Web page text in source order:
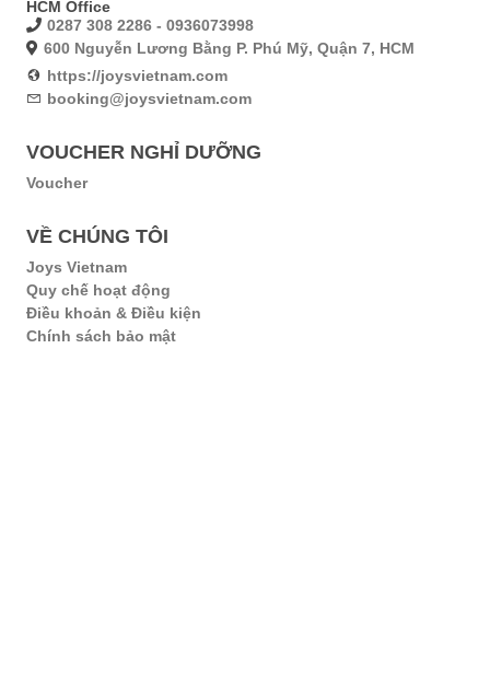
HCM Office
0287 308 2286 - 0936073998
600 Nguyễn Lương Bằng P. Phú Mỹ, Quận 7, HCM
https://joysvietnam.com
booking@joysvietnam.com
VOUCHER NGHỈ DƯỠNG
Voucher
VỀ CHÚNG TÔI
Joys Vietnam
Quy chế hoạt động
Điều khoản & Điều kiện
Chính sách bảo mật